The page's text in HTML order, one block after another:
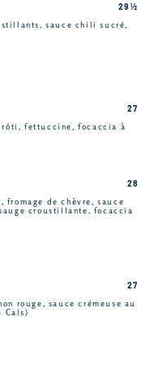
sauce chili sucré,
29 ½
fettuccine, focaccia à
27
fromage de chèvre, sauce
croustillante, focaccia
28
rouge, sauce crémeuse au
Cals)
27